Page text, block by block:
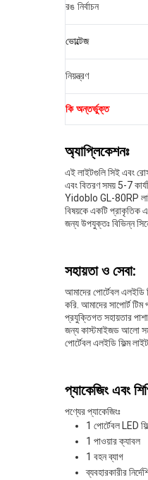
রঙ নির্বাচন
ভোল্টেজ
নিয়ন্ত্রণ
কি অন্তর্ভুক্ত
অ্যাপ্লিকেশনঃ
এই লাইটগুলি সিই এবং
এবং বিতরণ সময় 5-7
Yidoblo GL-80RP
বিষয়কে একটি প্রাকৃতিক
জন্য উপযুক্তঃ বিভিন্ন
সহায়তা ও সেবা:
আমাদের পোর্টেবল এলইডি
করি. আমাদের সাপোর্ট
প্রযুক্তিগত সহায়তার
জন্য কাস্টমাইজড আলো
পোর্টেবল এলইডি ফিল্ম
প্যাকেজিং এবং
পণ্যের প্যাকেজিংঃ
1 পোর্টেবল LED
1 পাওয়ার ক্যাবল
1 বহন ব্যাগ
ব্যবহারকারীর